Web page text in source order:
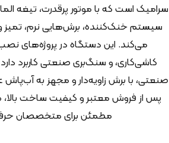
سرامیک است که با موتور پرقدرت، تیغه
سیستم خنک‌کننده، برش‌هایی نرم، تمیز
می‌کند. این دستگاه در پروژه‌های
کاشی‌کاری، و سنگ‌بری صنعتی کاربرد
صنعتی، با برش زاویه‌دار و مجهز به
پس از فروش معتبر و کیفیت ساخت بالا،
مطمئن برای متخصصان